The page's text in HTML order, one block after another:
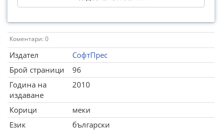
Коментари: 0
Издател
СофтПрес
Брой страници
96
Година на
издаване
2010
Корици
меки
Език
български